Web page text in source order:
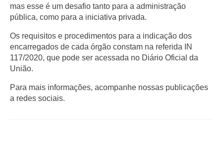
mas esse é um desafio tanto para a administração
pública, como para a iniciativa privada.
Os requisitos e procedimentos para a indicação dos
encarregados de cada órgão constam na referida IN
117/2020, que pode ser acessada no Diário Oficial da
União.
Para mais informações, acompanhe nossas publicações
a redes sociais.